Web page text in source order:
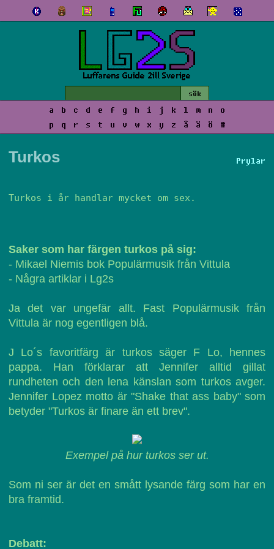
a b c d e f g h i j k l m n
o
p
q r s t u v w x y z å ä ö #
Prylar
Turkos
Turkos i år handlar mycket om sex.
Saker som har färgen turkos på sig:
- Mikael Niemis bok Populärmusik från Vittula
- Några artiklar i Lg2s
Ja det var ungefär allt. Fast Populärmusik från
Vittula är nog egentligen blå.
J Lo´s favoritfärg är turkos säger F Lo, hennes
pappa. Han förklarar att Jennifer alltid gillat
rundheten och den lena känslan som turkos avger.
Jennifer Lopez motto är "Shake that ass baby" som
betyder "Turkos är finare än ett brev".
Exempel på hur turkos ser ut.
Som ni ser är det en smått lysande färg som har en
bra framtid.
Debatt: